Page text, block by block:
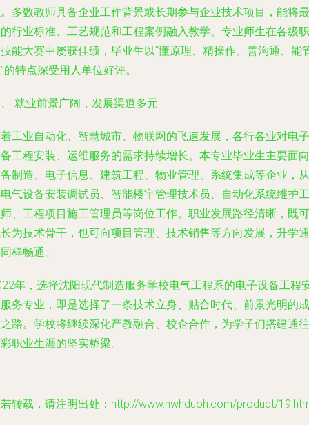
多数教师具备企业工作背景或长期参与企业技术项目，能将最
行业标准、工艺规范和工程案例融入教学。专业师生在各级职
能大赛中屡获佳绩，毕业生以“懂原理、精操作、善沟通、能
的特点深受用人单位好评。
就业前景广阔，发展渠道多元
工业自动化、智慧城市、物联网的飞速发展，各行各业对电子
工程安装、运维服务的需求持续增长。本专业毕业生主要面向
制造、电子信息、建筑工程、物业管理、系统集成等企业，从
气设备安装调试员、智能楼宇管理技术员、自动化系统维护工
、工程项目施工管理员等岗位工作。职业发展路径清晰，既可
为技术骨干，也可向项目管理、技术销售等方向发展，升学通
样畅通。
年，选择沈阳现代制造服务学校电气工程系的电子设备工程
务专业，即是选择了一条技术立身、贴合时代、前景光明的成
路。学校将继续深化产教融合、校企合作，为学子们搭建通往
职业生涯的坚实桥梁。
转载，请注明出处：http://www.nwhduoh.com/product/